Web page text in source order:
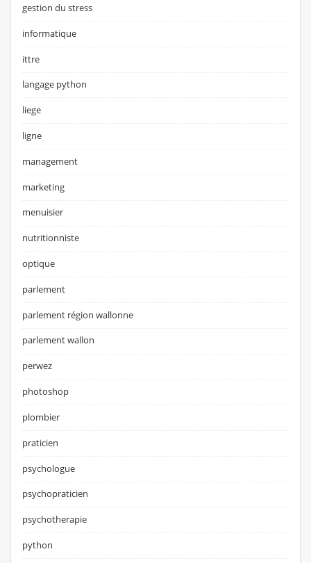
gestion du stress
informatique
ittre
langage python
liege
ligne
management
marketing
menuisier
nutritionniste
optique
parlement
parlement région wallonne
parlement wallon
perwez
photoshop
plombier
praticien
psychologue
psychopraticien
psychotherapie
python